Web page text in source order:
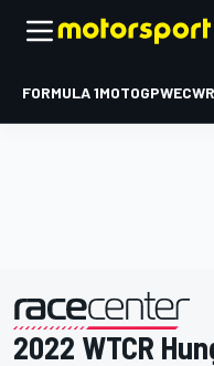
FORMULA 1MOTOGPWEC
presentato da
2022 WTCR